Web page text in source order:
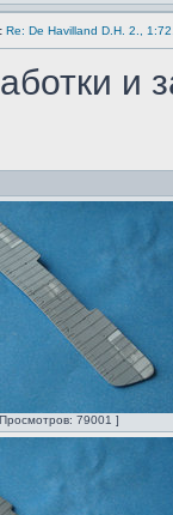
Re: De Havilland D.H. 2.,
и
79001 ]